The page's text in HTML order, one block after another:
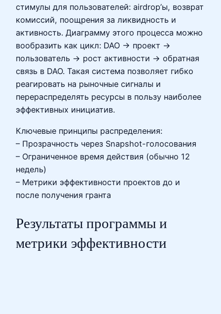
стимулы для пользователей: airdrop’ы, возврат
комиссий, поощрения за ликвидность и
активность. Диаграмму этого процесса можно
вообразить как цикл: DAO → проект →
пользователь → рост активности → обратная
связь в DAO. Такая система позволяет гибко
реагировать на рыночные сигналы и
перераспределять ресурсы в пользу наиболее
эффективных инициатив.
Ключевые принципы распределения:
– Прозрачность через Snapshot-голосования
– Ограниченное время действия (обычно 12
недель)
– Метрики эффективности проектов до и
после получения гранта
Результаты программы и
метрики эффективности